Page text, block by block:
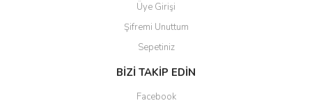
Üye Girişi
Şifremi Unuttum
Sepetiniz
BİZİ TAKİP EDİN
Facebook